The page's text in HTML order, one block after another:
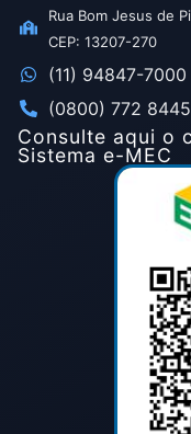
Rua Bom Jesus de
CEP: 13207-270
(11) 94847-7000
(0800) 772 8445
Consulte aqui o
Sistema e-MEC